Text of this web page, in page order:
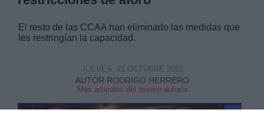
El resto de las CCAA han eliminado las medidas que
les restringían la capacidad.
AUTOR RODRIGO HERRERO
Mas artículos del mismo autor/a
JUEVES, 21 OCTUBRE 2021